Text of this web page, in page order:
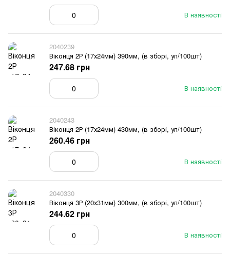
В наявності
2040239
Віконця 2Р (17х24мм) 390мм, (в зборі, уп/100шт)
В наявності
247.68 грн
2040243
Віконця 2Р (17х24мм) 430мм, (в зборі, уп/100шт)
В наявності
260.46 грн
2040330
Віконця 3Р (20х31мм) 300мм, (в зборі, уп/100шт)
В наявності
244.62 грн